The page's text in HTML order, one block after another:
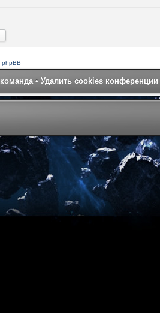
phpBB
• Удалить cookies конференции